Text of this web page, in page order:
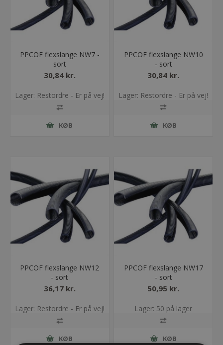
PPCOF flexslange NW7 -
sort
30,84 kr.
Lager: Restordre - Er på vej!
KØB
PPCOF flexslange NW10
- sort
30,84 kr.
Lager: Restordre - Er på vej!
KØB
PPCOF flexslange NW12
- sort
36,17 kr.
Lager: Restordre - Er på vej!
KØB
PPCOF flexslange NW17
- sort
50,95 kr.
Lager: 50 på lager
KØB